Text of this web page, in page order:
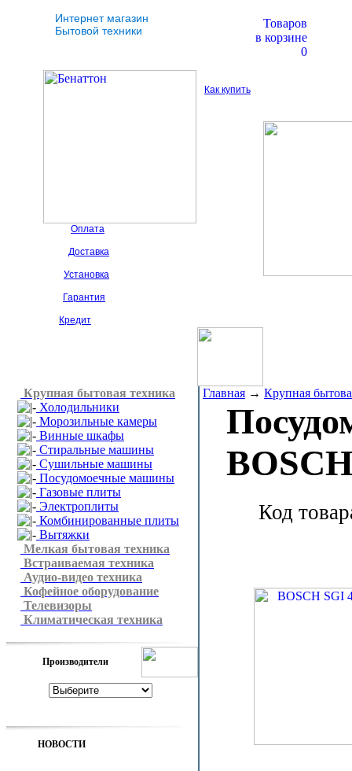
Интернет магазин
Бытовой техники
Товаров
в корзине
0
Как купить
Оплата
Доставка
Установка
Гарантия
Кредит
Крупная бытовая техника
Холодильники
Морозильные камеры
Винные шкафы
Стиральные машины
Сушильные машины
Посудомоечные машины
Газовые плиты
Электроплиты
Комбинированные плиты
Вытяжки
Мелкая бытовая техника
Встраиваемая техника
Аудио-видео техника
Кофейное оборудование
Телевизоры
Климатическая техника
Производители
НОВОСТИ
Главная → Крупная
Код